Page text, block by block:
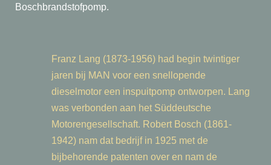
Boschbrandstofpomp.
Franz Lang (1873-1956) had begin twintiger
jaren bij MAN voor een snellopende
dieselmotor een inspuitpomp ontworpen. Lang
was verbonden aan het Süddeutsche
Motorengesellschaft. Robert Bosch (1861-
1942) nam dat bedrijf in 1925 met de
bijbehorende patenten over en nam de